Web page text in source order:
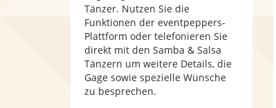
Tänzer. Nutzen Sie die
Funktionen der eventpeppers-
Plattform oder telefonieren Sie
direkt mit den Samba & Salsa
Tänzern um weitere Details, die
Gage sowie spezielle Wünsche
zu besprechen.